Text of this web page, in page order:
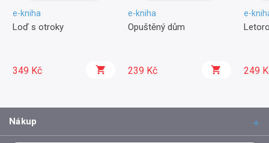
e-kniha
Loď s otroky
349 Kč
e-kniha
Opuštěný dům
239 Kč
e-
249
Nákup